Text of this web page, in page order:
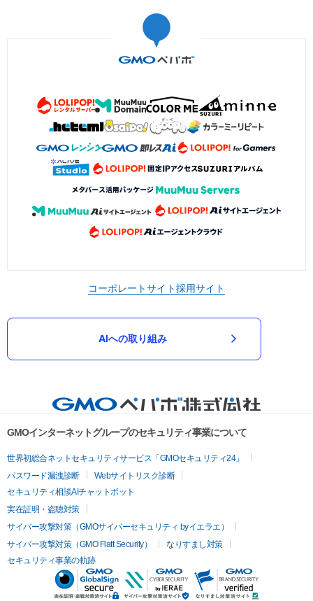
コーポレートサイト採用サイト
AIへの取り組み
GMOインターネットグループのセキュリティ事業について
世界初総合ネットセキュリティサービス「GMOセキュリティ24」
パスワード漏洩診断
Webサイトリスク診断
セキュリティ相談AIチャットボット
実在証明・盗聴対策
サイバー攻撃対策（GMOサイバーセキュリティ byイエラエ）
サイバー攻撃対策（GMO Flatt Security）
なりすまし対策
セキュリティ事業の軌跡